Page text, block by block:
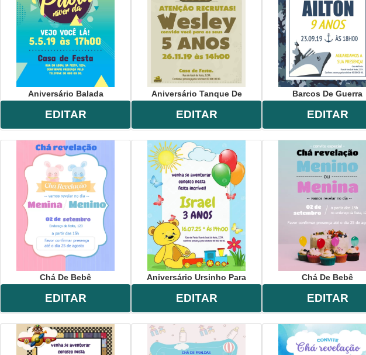
Aniversário Balada
EDITAR
Aniversário Tanque De
EDITAR
Barcos De Guerra
EDITAR
Chá De Bebê
EDITAR
Aniversário Ursinho Para
EDITAR
Chá De Bebê
EDITAR